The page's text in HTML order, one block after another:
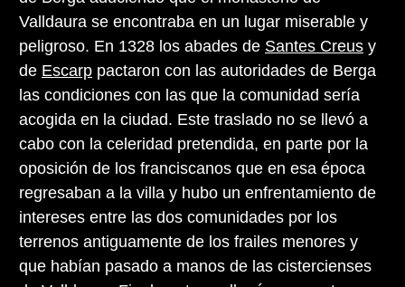
Valldaura se encontraba en un lugar miserable y
peligroso. En 1328 los abades de Santes Creus y
de Escarp pactaron con las autoridades de Berga
las condiciones con las que la comunidad sería
acogida en la ciudad. Este traslado no se llevó a
cabo con la celeridad pretendida, en parte por la
oposición de los franciscanos que en esa época
regresaban a la villa y hubo un enfrentamiento de
intereses entre las dos comunidades por los
terrenos antiguamente de los frailes menores y
que habían pasado a manos de las cistercienses